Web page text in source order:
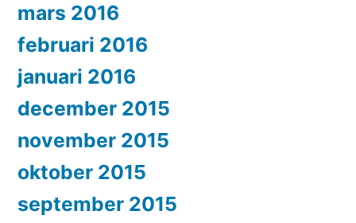
mars 2016
februari 2016
januari 2016
december 2015
november 2015
oktober 2015
september 2015